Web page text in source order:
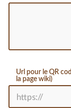
Url pour le QR
la page wiki)